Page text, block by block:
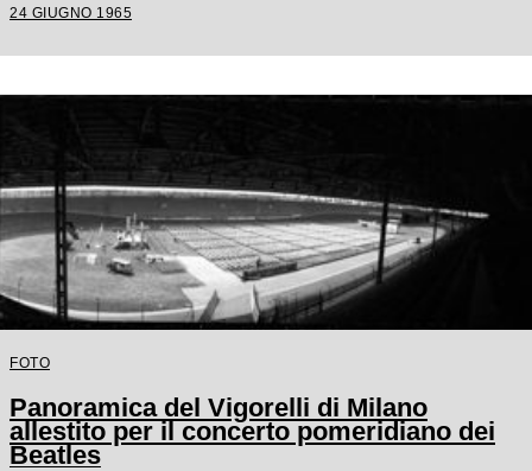
24 GIUGNO 1965
FOTO
Panoramica del Vigorelli di Milano
allestito per il concerto pomeridiano dei
Beatles